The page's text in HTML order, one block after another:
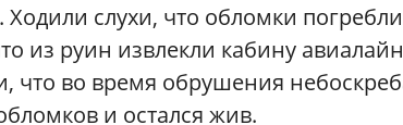
слухи, что обломки
из руин извлекли кабину
что во время обрушения
и остался жив.